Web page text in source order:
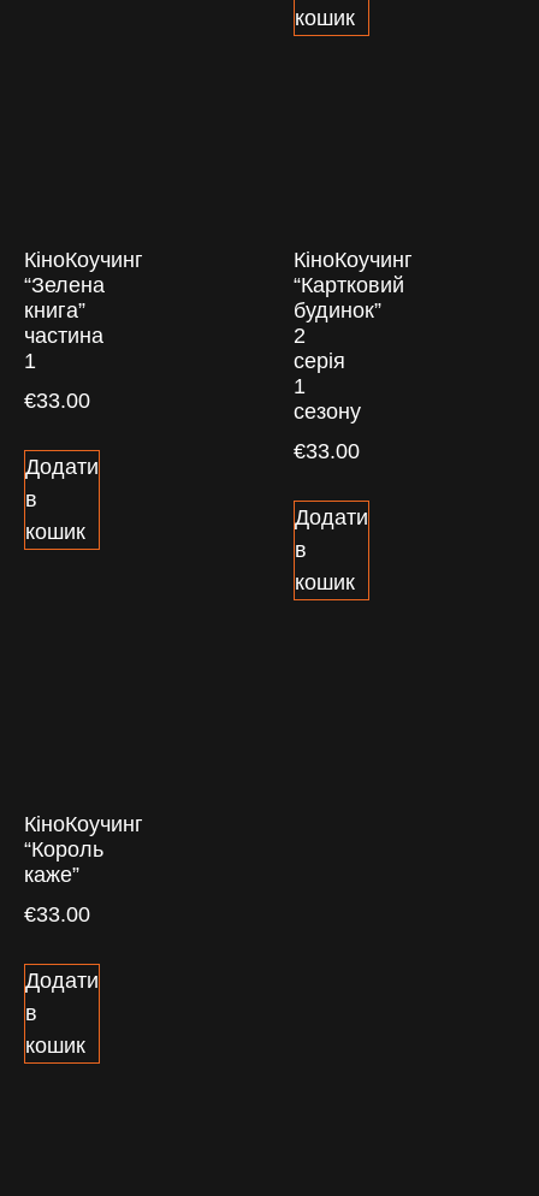
кошик
КіноКоучинг
“Зелена
книга”
частина
1
€33.00
Додати
в
кошик
КіноКоучинг
“Картковий
будинок”
2
серія
1
сезону
€33.00
Додати
в
кошик
КіноКоучинг
“Король
каже”
€33.00
Додати
в
кошик